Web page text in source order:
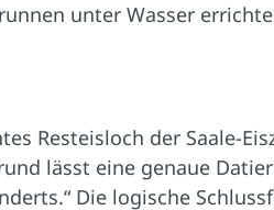
unter Wasser
Resteisloch der Saale-
lässt eine genaue
Die logische